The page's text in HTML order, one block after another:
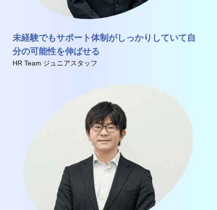
未経験でもサポート体制がしっかりしていて自
分の可能性を伸ばせる
HR Team ジュニアスタッフ